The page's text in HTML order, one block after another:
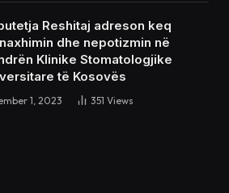
Reshitaj adreson keq
dhe nepotizmin në
Klinike Stomatologjike
të Kosovës
1, 2023 351 Views